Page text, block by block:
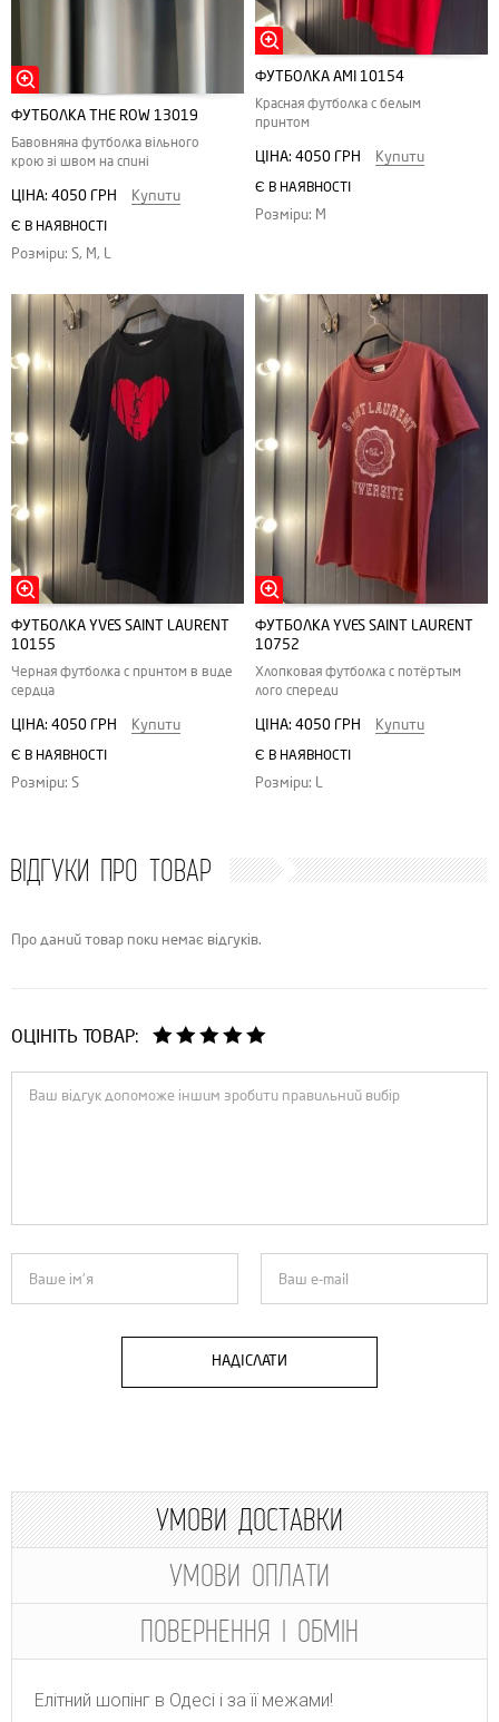
ФУТБОЛКА THE ROW 13019
Бавовняна футболка вільного
крою зі швом на спині
ЦІНА: 4050 ГРН Купити
Є В НАЯВНОСТІ
Розміри: S, M, L
ФУТБОЛКА АMI 10154
Красная футболка с белым
принтом
ЦІНА: 4050 ГРН Купити
Є В НАЯВНОСТІ
Розміри: M
ФУТБОЛКА YVES SAINT LAURENT
10155
Черная футболка с принтом в виде
сердца
ЦІНА: 4050 ГРН Купити
Є В НАЯВНОСТІ
Розміри: S
ФУТБОЛКА YVES SAINT LAURENT
10752
Хлопковая футболка с потёртым
лого спереди
ЦІНА: 4050 ГРН Купити
Є В НАЯВНОСТІ
Розміри: L
ВІДГУКИ ПРО ТОВАР
Про даний товар поки немає відгуків.
ОЦІНІТЬ ТОВАР:
НАДІСЛАТИ
УМОВИ ДОСТАВКИ
УМОВИ ОПЛАТИ
ПОВЕРНЕННЯ І ОБМІН
Елітний шопінг в Одесі і за її межами!